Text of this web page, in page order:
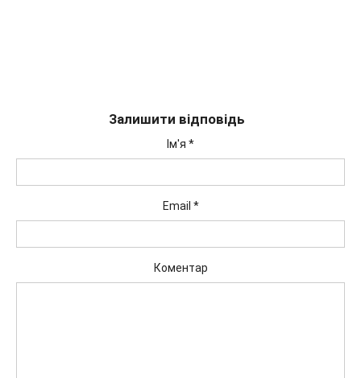
Залишити відповідь
Ім'я *
Email *
Коментар